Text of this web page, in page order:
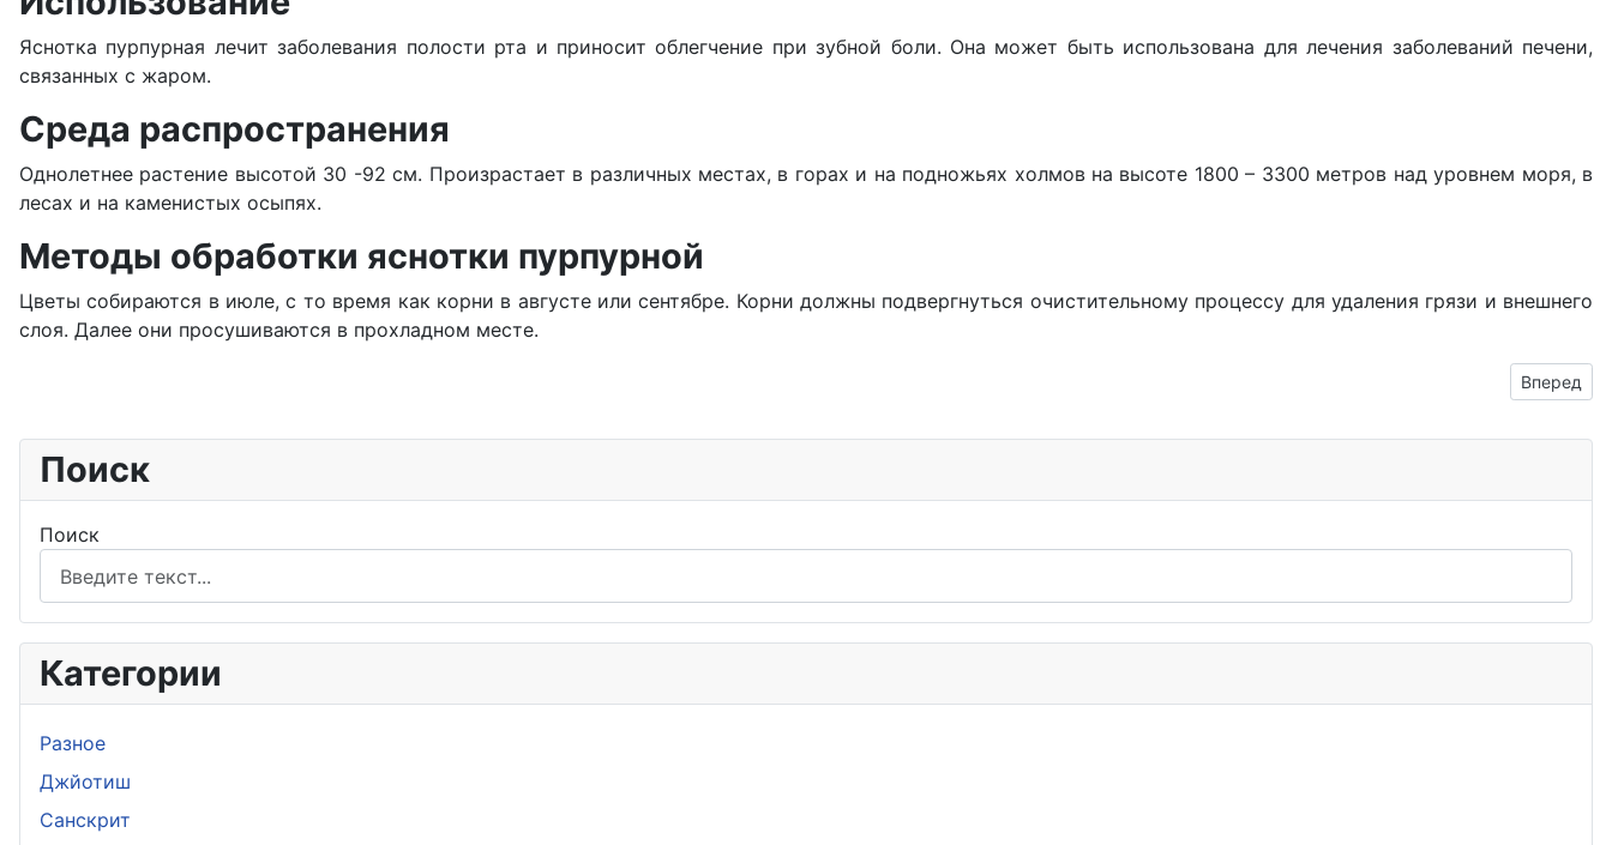
Яснотка пурпурная лечит заболевания полости рта и приносит облегчение при зубной боли. Она может быть использована для лечения заболеваний печени,
связанных с жаром.
Среда распространения
Однолетнее растение высотой 30 -92 см. Произрастает в различных местах, в горах и на подножьях холмов на высоте 1800 – 3300 метров над уровнем моря, в
лесах и на каменистых осыпях.
Методы обработки яснотки пурпурной
Цветы собираются в июле, с то время как корни в августе или сентябре. Корни должны подвергнуться очистительному процессу для удаления грязи и внешнего
слоя. Далее они просушиваются в прохладном месте.
Вперед
Поиск
Поиск
Категории
Разное
Джйотиш
Санскрит